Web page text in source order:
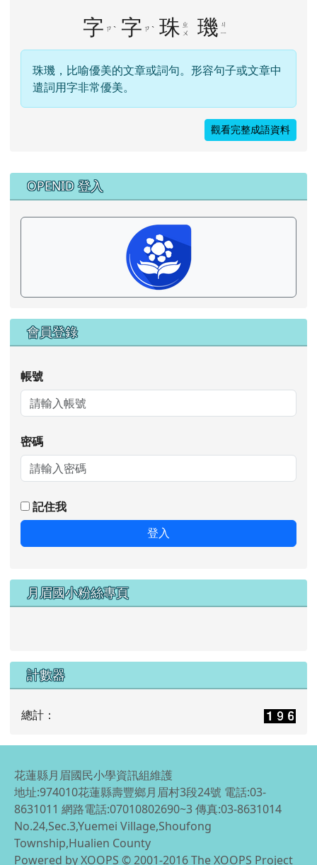
字 ㄗ ˋ 字 ㄗ ˋ 珠 ㄓ
ㄨ
璣 ㄐ
ㄧ
珠璣，比喻優美的文章或詞句。形容句子或文章中
遣詞用字非常優美。
觀看完整成語資料
右邊區域內容
OPENID 登入
會員登錄
帳號
密碼
記住我
登入
月眉國小粉絲專頁
計數器
總計：
花蓮縣月眉國民小學資訊組維護
地址:974010花蓮縣壽豐鄉月眉村3段24號 電話:03-
8631011 網路電話:07010802690~3 傳真:03-8631014
No.24,Sec.3,Yuemei Village,Shoufong
Township,Hualien County
Powered by XOOPS © 2001-2016The XOOPS Project